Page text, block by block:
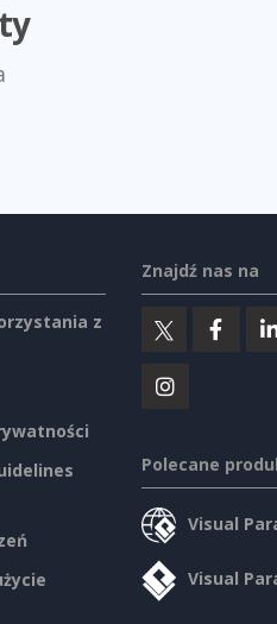
z
Znajdź nas na
Polecane
Visual
Visual